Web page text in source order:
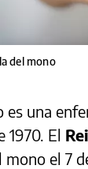
del mono
una
1970. El
mono el 7